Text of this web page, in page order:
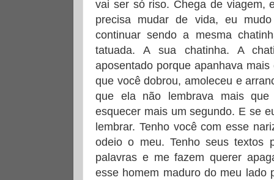
vai ser só riso. Chega de viagem,
precisa mudar de vida, eu
continuar sendo a mesma
tatuada. A sua chatinha. A
aposentado porque apanhava
que você dobrou, amoleceu e
que ela não lembrava mais
esquecer mais um segundo. E se
lembrar. Tenho você com esse
odeio o meu. Tenho seus textos
palavras e me fazem querer
esse homem maduro do meu lado